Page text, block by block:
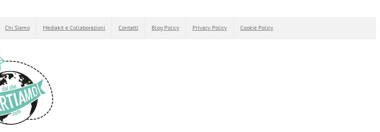
Chi Siamo Mediakit e Collaborazioni Contatti Blog Policy Privacy Policy Cookie Policy